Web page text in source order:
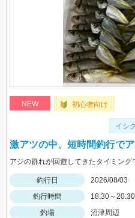
NEW 初心者向け
イシ
激アツの中、短時間釣行で
釣行日
2026/08/03
釣行時間
18:30～20:30
釣場
沼津周辺